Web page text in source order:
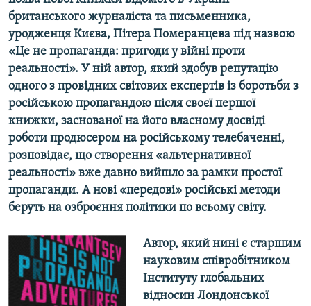
британського журналіста та письменника,
уродженця Києва, Пітера Померанцева під назвою
«Це не пропаганда: пригоди у війні проти
реальності». У ній автор, який здобув репутацію
одного з провідних світових експертів із боротьби з
російською пропагандою після своєї першої
книжки, заснованої на його власному досвіді
роботи продюсером на російському телебаченні,
розповідає, що створення «альтернативної
реальності» вже давно вийшло за рамки простої
пропаганди. А нові «передові» російські методи
беруть на озброєння політики по всьому світу.
Автор, який нині є старшим
науковим співробітником
Інституту глобальних
відносин Лондонської